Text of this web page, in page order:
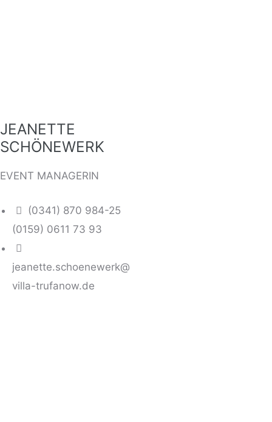
JEANETTE
SCHÖNEWERK
EVENT MANAGERIN
(0341) 870 984-25
(0159) 0611 73 93
jeanette.schoenewerk@
villa-trufanow.de